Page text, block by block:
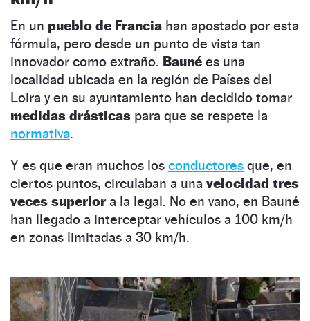
En un pueblo de Francia han apostado por esta
fórmula, pero desde un punto de vista tan
innovador como extraño. Bauné es una
localidad ubicada en la región de Países del
Loira y en su ayuntamiento han decidido tomar
medidas drásticas para que se respete la
normativa.
Y es que eran muchos los conductores que, en
ciertos puntos, circulaban a una velocidad tres
veces superiora la legal. No en vano, en Bauné
han llegado a interceptar vehículos a 100 km/h
en zonas limitadas a 30 km/h.